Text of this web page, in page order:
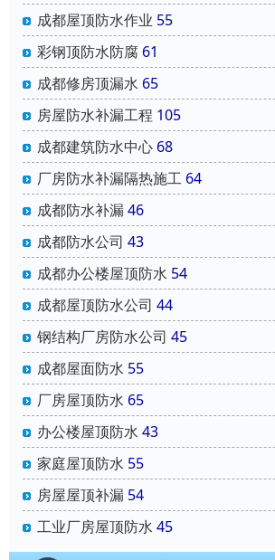
成都屋顶防水作业 55
彩钢顶防水防腐 61
成都修房顶漏水 65
房屋防水补漏工程 105
成都建筑防水中心 68
厂房防水补漏隔热施工 64
成都防水补漏46
成都防水公司 43
成都办公楼屋顶防水 54
成都屋顶防水公司 44
钢结构厂房防水公司 45
成都屋面防水 55
厂房屋顶防水 65
办公楼屋顶防水 43
家庭屋顶防水 55
房屋屋顶补漏 54
工业厂房屋顶防水 45